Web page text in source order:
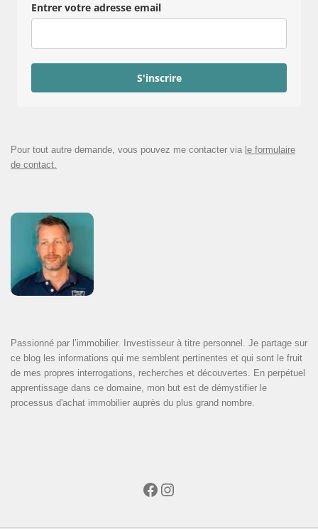
Entrer votre adresse email
S'inscrire
Pour tout autre demande, vous pouvez me contacter via le formulaire
de contact.
Passionné par l’immobilier. Investisseur à titre personnel. Je partage sur
ce blog les informations qui me semblent pertinentes et qui sont le fruit
de mes propres interrogations, recherches et découvertes. En perpétuel
apprentissage dans ce domaine, mon but est de démystifier le
processus d'achat immobilier auprès du plus grand nombre.
Facebook
Instagram